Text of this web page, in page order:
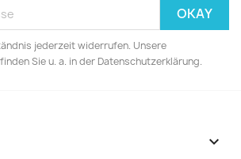
jederzeit widerrufen. Unsere
Sie u. a. in der Datenschutzerklärung.
